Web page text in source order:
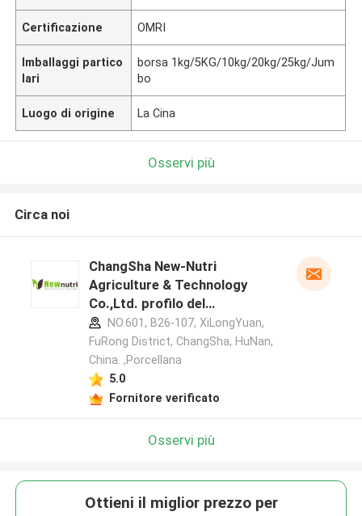
Certificazione OMRI
Imballaggi partico
lari
borsa 1kg/5KG/10kg/20kg/25kg/Jum
bo
Luogo di origine La Cina
Osservi più
Circa noi
ChangSha New-Nutri
Agriculture & Technology
Co.,Ltd. profilo del
produttore
NO.601, B26-107, XiLongYuan,
FuRong District, ChangSha, HuNan,
China. ,Porcellana
5.0
Fornitore verificato
Osservi più
Ottieni il miglior prezzo per